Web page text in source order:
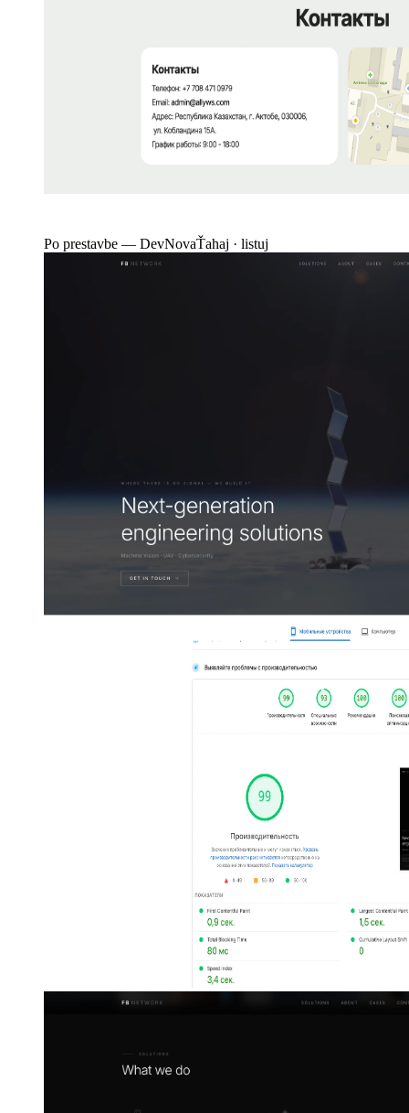
Po prestavbe — DevNovaŤahaj · listuj